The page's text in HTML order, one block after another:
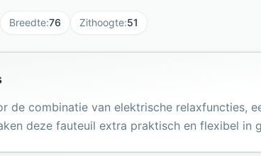
Breedte:76 Zithoogte:51
de combinatie van elektrische relaxfuncties,
deze fauteuil extra praktisch en flexibel in